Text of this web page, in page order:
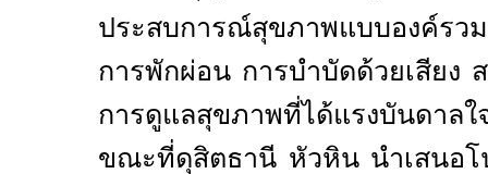
ประสบการณ์สุขภาพแบบองค์ร
การพักผ่อน การบำบัดด้วยเสียง
การดูแลสุขภาพที่ได้แรงบันดาล
ขณะที่ดุสิตธานี หัวหิน นำเสนอโ